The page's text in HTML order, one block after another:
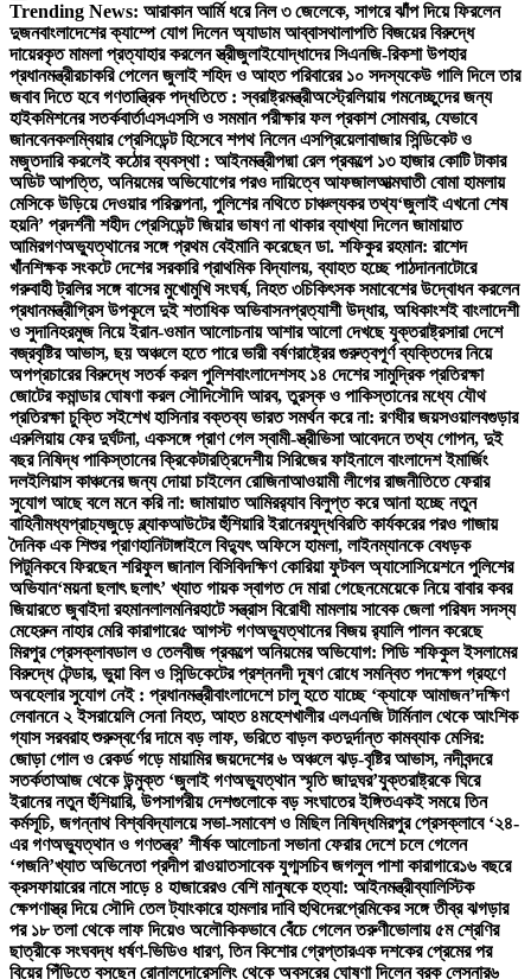
Trending News: আরাকান আর্মি ধরে নিল ৩ জেলেকে, সাগরে ঝাঁপ দিয়ে ফিরলেন
দুজনবাংলাদেশের ক্যাম্পে যোগ দিলেন অ্যাডাম আব্বাসথালাপতি বিজয়ের বিরুদ্ধে
দায়েরকৃত মামলা প্রত্যাহার করলেন স্ত্রীজুলাইযোদ্ধাদের সিএনজি-রিকশা উপহার
প্রধানমন্ত্রীরচাকরি পেলেন জুলাই শহিদ ও আহত পরিবারের ১০ সদস্যকেউ গালি দিলে তার
জবাব দিতে হবে গণতান্ত্রিক পদ্ধতিতে : স্বরাষ্ট্রমন্ত্রীঅস্ট্রেলিয়ায় গমনেচ্ছুদের জন্য
হাইকমিশনের সতর্কবার্তাএসএসসি ও সমমান পরীক্ষার ফল প্রকাশ সোমবার, যেভাবে
জানবেনকলম্বিয়ার প্রেসিডেন্ট হিসেবে শপথ নিলেন এসপ্রিয়েলাবাজার সিন্ডিকেট ও
মজুতদারি করলেই কঠোর ব্যবস্থা : আইনমন্ত্রীপদ্মা রেল প্রকল্পে ১৩ হাজার কোটি টাকার
অডিট আপত্তি, অনিয়মের অভিযোগের পরও দায়িত্বে আফজালআত্মঘাতী বোমা হামলায়
মেসিকে উড়িয়ে দেওয়ার পরিকল্পনা, পুলিশের নথিতে চাঞ্চল্যকর তথ্য‘জুলাই এখনো শেষ
হয়নি’ প্রদর্শনী শহীদ প্রেসিডেন্ট জিয়ার ভাষণ না থাকার ব্যাখ্যা দিলেন জামায়াত
আমিরগণঅভ্যুত্থানের সঙ্গে প্রথম বেইমানি করেছেন ডা. শফিকুর রহমান: রাশেদ
খাঁনশিক্ষক সংকটে দেশের সরকারি প্রাথমিক বিদ্যালয়, ব্যাহত হচ্ছে পাঠদাননাটোরে
গরুবাহী ট্রলির সঙ্গে বাসের মুখোমুখি সংঘর্ষ, নিহত ৩চিকিৎসক সমাবেশের উদ্বোধন করলেন
প্রধানমন্ত্রীগ্রিস উপকূলে দুই শতাধিক অভিবাসনপ্রত্যাশী উদ্ধার, অধিকাংশই বাংলাদেশী
ও সুদানিহরমুজ নিয়ে ইরান-ওমান আলোচনায় আশার আলো দেখছে যুক্তরাষ্ট্রসারা দেশে
বজ্রবৃষ্টির আভাস, ছয় অঞ্চলে হতে পারে ভারী বর্ষণরাষ্ট্রের গুরুত্বপূর্ণ ব্যক্তিদের নিয়ে
অপপ্রচারের বিরুদ্ধে সতর্ক করল পুলিশবাংলাদেশসহ ১৪ দেশের সামুদ্রিক প্রতিরক্ষা
জোটের কমান্ডার ঘোষণা করল সৌদিসৌদি আরব, তুরস্ক ও পাকিস্তানের মধ্যে যৌথ
প্রতিরক্ষা চুক্তি সইশেখ হাসিনার বক্তব্য ভারত সমর্থন করে না: রণধীর জয়সওয়ালবগুড়ার
এরুলিয়ায় ফের দুর্ঘটনা, একসঙ্গে প্রাণ গেল স্বামী-স্ত্রীভিসা আবেদনে তথ্য গোপন, দুই
বছর নিষিদ্ধ পাকিস্তানের ক্রিকেটারত্রিদেশীয় সিরিজের ফাইনালে বাংলাদেশ ইমার্জিং
দলইলিয়াস কাঞ্চনের জন্য দোয়া চাইলেন রোজিনাআওয়ামী লীগের রাজনীতিতে ফেরার
সুযোগ আছে বলে মনে করি না: জামায়াত আমিরর‍্যাব বিলুপ্ত করে আনা হচ্ছে নতুন
বাহিনীমধ্যপ্রাচ্যজুড়ে ব্ল্যাকআউটের হুঁশিয়ারি ইরানেরযুদ্ধবিরতি কার্যকরের পরও গাজায়
দৈনিক এক শিশুর প্রাণহানিটাঙ্গাইলে বিদ্যুৎ অফিসে হামলা, লাইনম্যানকে বেধড়ক
পিটুনিকবে ফিরছেন শরিফুল জানাল বিসিবিদক্ষিণ কোরিয়া ফুটবল অ্যাসোসিয়েশনে পুলিশের
অভিযান‘ময়না ছলাৎ ছলাৎ’ খ্যাত গায়ক স্বাগত দে মারা গেছেনমেয়েকে নিয়ে বাবার কবর
জিয়ারতে জুবাইদা রহমানলালমনিরহাটে সন্ত্রাস বিরোধী মামলায় সাবেক জেলা পরিষদ সদস্য
মেহেরুন নাহার মেরি কারাগারে৫ আগস্ট গণঅভ্যুত্থানের বিজয় র‍্যালি পালন করেছে
মিরপুর প্রেসক্লাবডাল ও তেলবীজ প্রকল্পে অনিয়মের অভিযোগ: পিডি শফিকুল ইসলামের
বিরুদ্ধে টেন্ডার, ভুয়া বিল ও সিন্ডিকেটের প্রশ্ননদী দূষণ রোধে সমন্বিত পদক্ষেপ গ্রহণে
অবহেলার সুযোগ নেই : প্রধানমন্ত্রীবাংলাদেশে চালু হতে যাচ্ছে ‘ক্যাফে আমাজন’দক্ষিণ
লেবাননে ২ ইসরায়েলি সেনা নিহত, আহত ৪মহেশখালীর এলএনজি টার্মিনাল থেকে আংশিক
গ্যাস সরবরাহ শুরুস্বর্ণের দামে বড় লাফ, ভরিতে বাড়ল কতদুর্দান্ত কামব্যাক মেসির:
জোড়া গোল ও রেকর্ড গড়ে মায়ামির জয়দেশের ৬ অঞ্চলে ঝড়-বৃষ্টির আভাস, নদীবন্দরে
সতর্কতাআজ থেকে উন্মুক্ত ‘জুলাই গণঅভ্যুত্থান স্মৃতি জাদুঘর’যুক্তরাষ্ট্রকে ঘিরে
ইরানের নতুন হুঁশিয়ারি, উপসাগরীয় দেশগুলোকে বড় সংঘাতের ইঙ্গিতএকই সময়ে তিন
কর্মসূচি, জগন্নাথ বিশ্ববিদ্যালয়ে সভা-সমাবেশ ও মিছিল নিষিদ্ধমিরপুর প্রেসক্লাবে ‘২৪-
এর গণঅভ্যুত্থান ও গণতন্ত্র’ শীর্ষক আলোচনা সভানা ফেরার দেশে চলে গেলেন
‘গজনি’খ্যাত অভিনেতা প্রদীপ রাওয়াতসাবেক যুগ্মসচিব জগলুল পাশা কারাগারে১৬ বছরে
ক্রসফায়ারের নামে সাড়ে ৪ হাজারেরও বেশি মানুষকে হত্যা: আইনমন্ত্রীব্যালিস্টিক
ক্ষেপণাস্ত্র দিয়ে সৌদি তেল ট্যাংকারে হামলার দাবি হুথিদেরপ্রেমিকের সঙ্গে তীব্র ঝগড়ার
পর ১৮ তলা থেকে লাফ দিয়েও অলৌকিকভাবে বেঁচে গেলেন তরুণীভোলায় ৫ম শ্রেণির
ছাত্রীকে সংঘবদ্ধ ধর্ষণ-ভিডিও ধারণ, তিন কিশোর গ্রেপ্তারএক দশকের প্রেমের পর
বিয়ের পিঁড়িতে বসছেন রোনালদোরেসলিং থেকে অবসরের ঘোষণা দিলেন ব্রক লেসনার৬